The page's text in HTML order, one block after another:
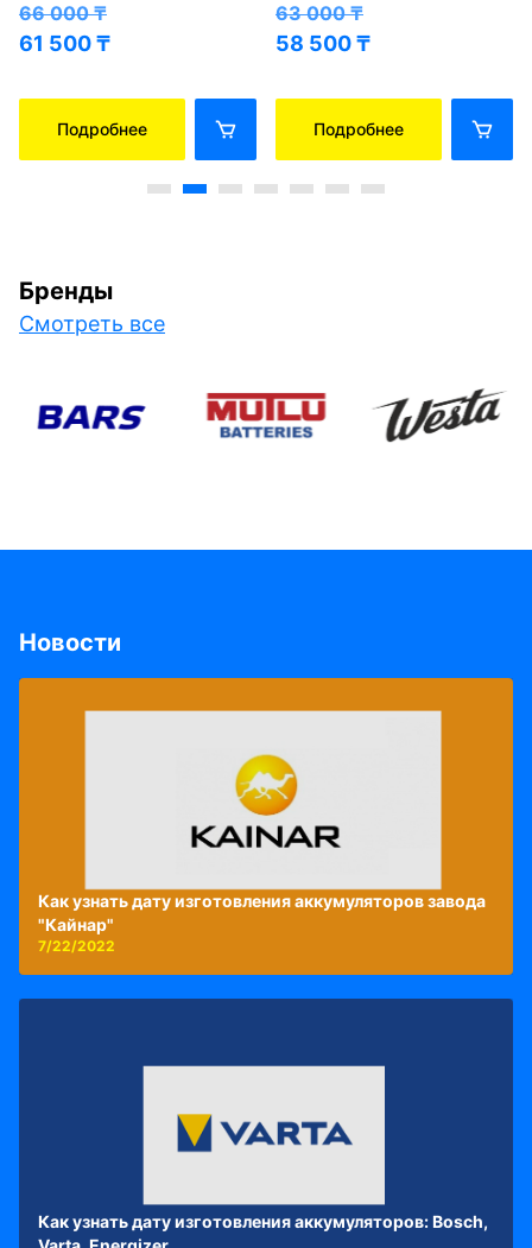
66 000₸
61 500₸
Подробнее
63 000₸
58 500₸
Подробнее
Бренды
Смотреть все
Новости
Как узнать дату изготовления аккумуляторов завода
"Кайнар"
7/22/2022
Как узнать дату изготовления аккумуляторов: Bosch,